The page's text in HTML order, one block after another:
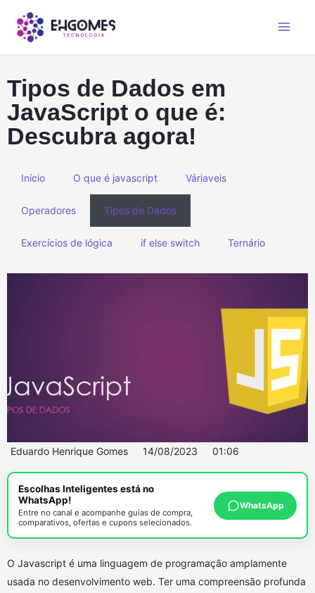
Tipos de Dados em
JavaScript o que é:
Descubra agora!
Início O que é javascript Váriaveis
Operadores Tipos de Dados
Exercícios de lógica if else switch Ternário
Eduardo Henrique Gomes 14/08/2023 01:06
Escolhas Inteligentes está no
WhatsApp!
Entre no canal e acompanhe guias de compra,
comparativos, ofertas e cupons selecionados.
WhatsApp
O Javascript é uma linguagem de programação amplamente
usada no desenvolvimento web. Ter uma compreensão profunda